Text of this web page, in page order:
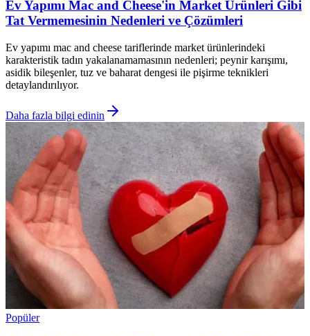
Ev Yapımı Mac and Cheese'in Market Ürünleri Gibi
Tat Vermemesinin Nedenleri ve Çözümleri
Ev yapımı mac and cheese tariflerinde market ürünlerindeki
karakteristik tadın yakalanamamasının nedenleri; peynir karışımı,
asidik bileşenler, tuz ve baharat dengesi ile pişirme teknikleri
detaylandırılıyor.
Daha fazla bilgi edinin
Popüler